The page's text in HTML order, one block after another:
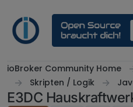
ioBroker Community Home
Skripten / Logik
E3DC